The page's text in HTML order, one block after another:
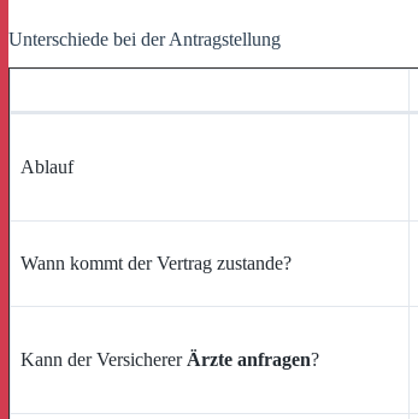
Unterschiede bei der Antragstellung
Ablauf
Wann kommt der Vertrag zustande?
Kann der Versicherer Ärzte anfragen?